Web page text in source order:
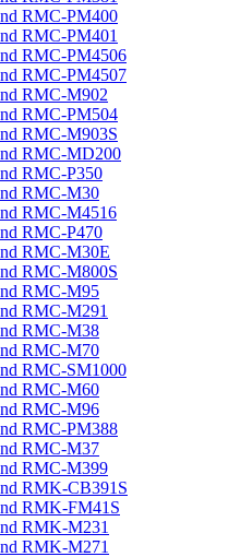
RMC-PM400
RMC-PM401
RMC-PM4506
RMC-PM4507
RMC-M902
RMC-PM504
RMC-M903S
RMC-MD200
RMC-P350
RMC-M30
RMC-M4516
RMC-P470
RMC-M30E
RMC-M800S
RMC-M95
RMC-M291
RMC-M38
RMC-M70
RMC-SM1000
RMC-M60
RMC-M96
RMC-PM388
RMC-M37
RMC-M399
RMK-CB391S
RMK-FM41S
RMK-M231
RMK-M271